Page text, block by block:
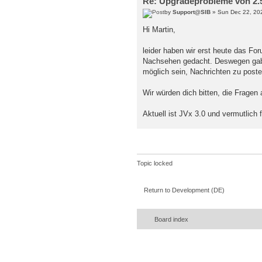
"where c.table_schema
"order by
by Support@SIB » Sun Dec 22,
Hi Martin,
leider haben wir erst heute das
Nachsehen gedacht. Deswegen
möglich sein, Nachrichten zu
Wir würden dich bitten, die
Aktuell ist JVx 3.0 und vermutlich
Topic locked
Return to Development (DE)
Board index